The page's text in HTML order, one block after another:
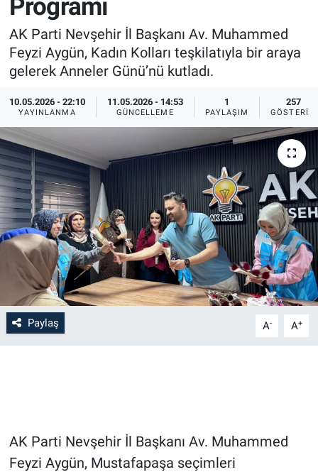
Programı
AK Parti Nevşehir İl Başkanı Av. Muhammed
Feyzi Aygün, Kadın Kolları teşkilatıyla bir araya
gelerek Anneler Günü’nü kutladı.
10.05.2026 - 22:10
YAYINLANMA
11.05.2026 - 14:53
GÜNCELLEME
1
PAYLAŞIM
257
GÖSTERIM
Paylaş A- A+
AK Parti Nevşehir İl Başkanı Av. Muhammed
Feyzi Aygün, Mustafapaşa seçimleri
Sağlık
Yerel
Genel
Asayiş
İlan - Duyuru- Mesaj
Türkiye Gündemi
Sizden Gelenler
Yaşam
Sağlık
Eğitim
Kültür
3.Sayfa
Medya
Kayseri
İlan - Duyuru- Mesaj
Türkiye Gündemi
Sizden Gelenler